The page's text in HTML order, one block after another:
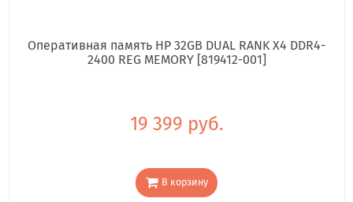
Оперативная память HP 32GB DUAL RANK X4 DDR4-
2400 REG MEMORY [819412-001]
19 399 руб.
В корзину